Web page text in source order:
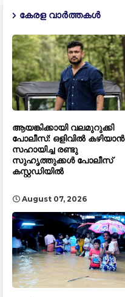
കേരള വാർത്തകൾ
ആയങ്കിക്കായി വലമുറുക്കി
പോലീസ്: ഒളിവിൽ കഴിയാൻ
സഹായിച്ച രണ്ടു
സുഹൃത്തുക്കൾ പോലീസ്
കസ്റ്റഡിയിൽ
August 07, 2026